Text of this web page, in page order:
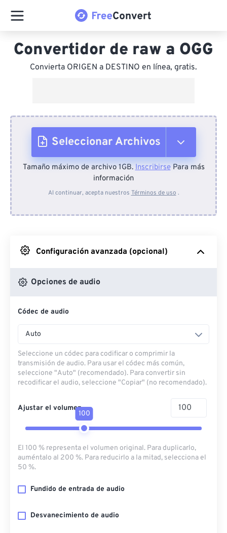
Convertidor de raw a OGG
Convierta ORIGEN a DESTINO en línea, gratis.
Seleccionar Archivos
Desde el dispositivo
Desde Google Drive
Desde OneDrive
Desde URL
Tamaño máximo de archivo 1GB.InscribirsePara más
información
Al continuar, acepta nuestros Términos de uso .
Configuración avanzada (opcional)
Opciones de audio
Códec de audio
Auto
Seleccione un códec para codificar o comprimir la
transmisión de audio. Para usar el códec más común,
seleccione "Auto" (recomendado). Para convertir sin
recodificar el audio, seleccione "Copiar" (no recomendado).
Ajustar el volumen
100
El 100 % representa el volumen original. Para duplicarlo,
auméntalo al 200 %. Para reducirlo a la mitad, selecciona el
50 %.
Fundido de entrada de audio
Desvanecimiento de audio